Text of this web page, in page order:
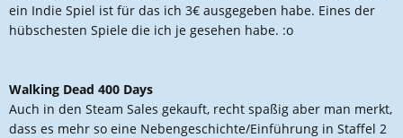
ein Indie Spiel ist für das ich 3€ ausgegeben habe. Eines der
hübschesten Spiele die ich je gesehen habe. :o
Walking Dead 400 Days
Auch in den Steam Sales gekauft, recht spaßig aber man merkt,
dass es mehr so eine Nebengeschichte/Einführung in Staffel 2